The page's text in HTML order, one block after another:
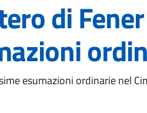
di
della
esumazioni ordinarie nel